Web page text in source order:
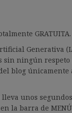
GRATUITA.
Generativa
sin ningún respeto
blog únicamente
unos
la barra de